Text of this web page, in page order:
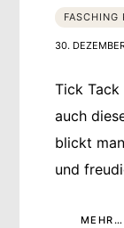
FASCHING
30.
Tick Tack
auch
blickt
und
MEHR…